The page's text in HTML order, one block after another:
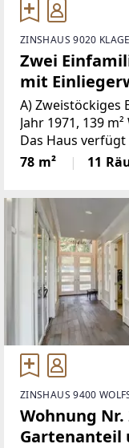
ZINSHAUS 9020
Zwei
mit
A) Zweistöckiges
Jahr 1971, 139
Das Haus verfügt
ist wie folgt
Treppenhaus,
78 m² 11
ZINSHAUS 9400
Wohnung Nr.
Gartenanteil